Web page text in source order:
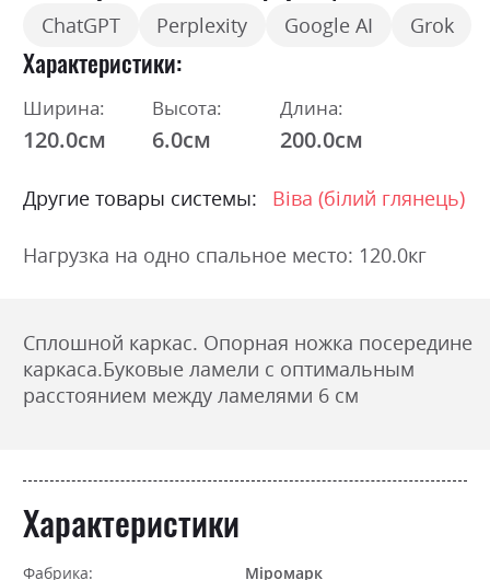
ChatGPT Perplexity Google AI Grok
Характеристики
Ширина:
120.0см
Высота:
6.0см
Длина:
200.0см
Другие товары системы: Віва (білий глянець)
Нагрузка на одно спальное место: 120.0кг
Сплошной каркас. Опорная ножка посередине
каркаса.Буковые ламели с оптимальным
расстоянием между ламелями 6 см
Характеристики
Фабрика:
Міромарк